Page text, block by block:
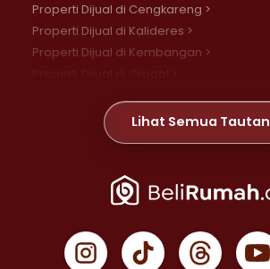
Properti Dijual di Cengkareng >
Properti Dijual di Kalideres >
Properti Dijual di Kembangan >
Properti Dijual di Meruya >
Properti Dijual di Jelambar >
Properti Dijual di Jakarta Pusat >
Properti Dijual di Gambir >
Properti Dijual di Johar Baru >
Lihat Semua Tautan